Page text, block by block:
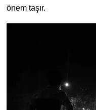
önem taşır.